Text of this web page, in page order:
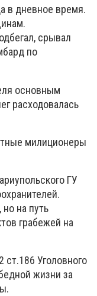
в дневное время.
срывал
по
основным
расходовалась
милиционеры
ГУ
на путь
грабежей на
Уголовного
жизни за